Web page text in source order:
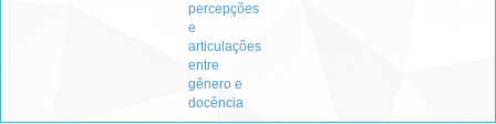
percepções
e
articulações
entre
gênero e
docência